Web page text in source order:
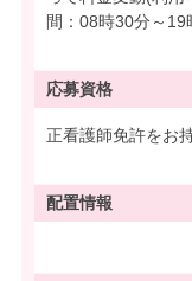
間：08時30分～19
応募資格
正看護師免許をお
配置情報